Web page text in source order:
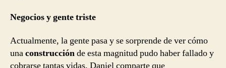
Negocios y gente triste
Actualmente, la gente pasa y se sorprende de ver cómo
unaconstrucciónde esta magnitud pudo haber fallado y